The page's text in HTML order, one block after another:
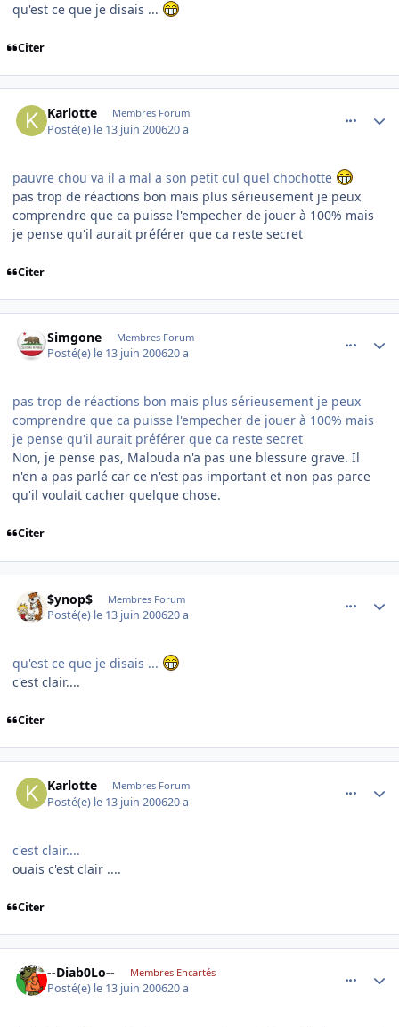
qu'est ce que je disais ...
Citer
Karlotte Membres Forum
Posté(e) le 13 juin 200620 a
pauvre chou va il a mal a son petit cul quel chochotte
pas trop de réactions bon mais plus sérieusement je peux
comprendre que ca puisse l'empecher de jouer à 100% mais
je pense qu'il aurait préférer que ca reste secret
Citer
Simgone Membres Forum
Posté(e) le 13 juin 200620 a
pas trop de réactions bon mais plus sérieusement je peux
comprendre que ca puisse l'empecher de jouer à 100% mais
je pense qu'il aurait préférer que ca reste secret
Non, je pense pas, Malouda n'a pas une blessure grave. Il
n'en a pas parlé car ce n'est pas important et non pas parce
qu'il voulait cacher quelque chose.
Citer
$ynop$ Membres Forum
Posté(e) le 13 juin 200620 a
qu'est ce que je disais ...
c'est clair....
Citer
Karlotte Membres Forum
Posté(e) le 13 juin 200620 a
c'est clair....
ouais c'est clair ....
Citer
--Diab0Lo-- Membres Encartés
Posté(e) le 13 juin 200620 a